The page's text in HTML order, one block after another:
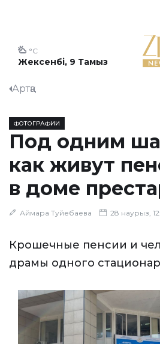
Жексенбі, 9 Тамыз
°C
Артқа
ФОТОГРАФИИ
Под одним
как живут
в доме
Аймара Туйебаева 28 наурыз,
Крошечные пенсии и
драмы одного